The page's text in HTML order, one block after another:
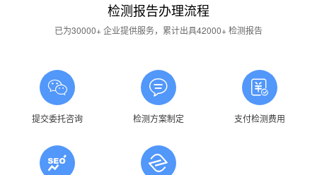
答：一般情况下油品发白是由于油箱进水后造成的，是乳化现象，
应避免水进入润滑油箱体或避免雨水进入已开封的油桶中。具体操作
润滑油的号数是什么意思？
答：根据ISO标准，工业润滑油按40℃ 温度条件下测定的粘度分
为若干个粘度等级，数据越大则粘度越高，因此润滑油的号数指其粘
润滑油粘度高是否说明润滑油质量好？
检测报告办理流程
已为30000+ 企业提供服务，累计出具42000+ 检测报告
提交委托咨询 检测方案制定 支付检测费用